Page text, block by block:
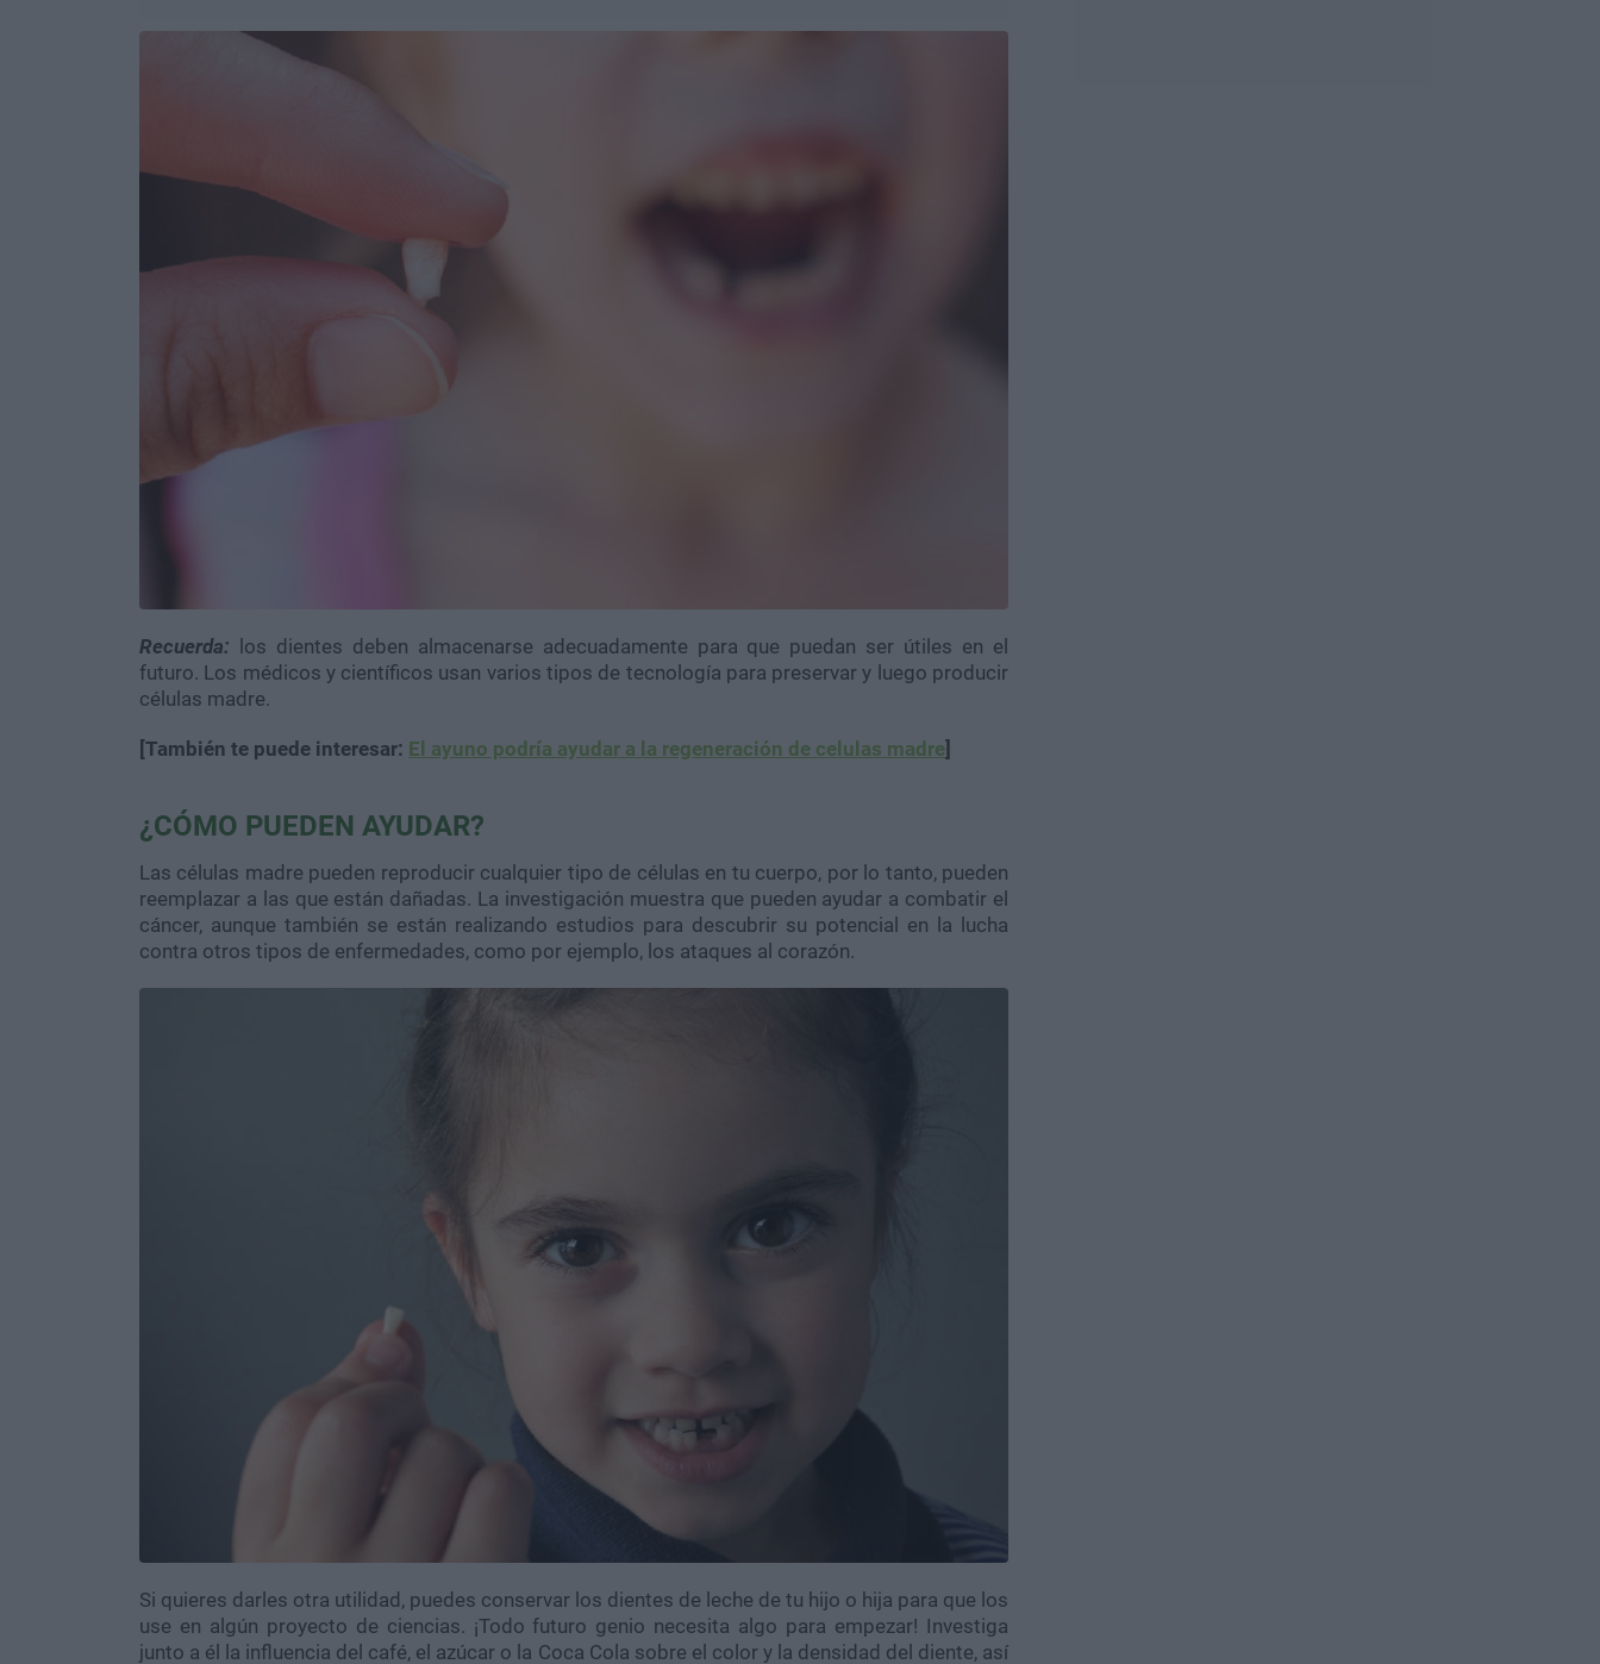
Recuerda: los dientes deben almacenarse adecuadamente para que puedan ser útiles en el
futuro. Los médicos y científicos usan varios tipos de tecnología para preservar y luego producir
células madre.
[También te puede interesar: El ayuno podría ayudar a la regeneración de celulas madre]
¿CÓMO PUEDEN AYUDAR?
Las células madre pueden reproducir cualquier tipo de células en tu cuerpo, por lo tanto, pueden
reemplazar a las que están dañadas. La investigación muestra que pueden ayudar a combatir el
cáncer, aunque también se están realizando estudios para descubrir su potencial en la lucha
contra otros tipos de enfermedades, como por ejemplo, los ataques al corazón.
Si quieres darles otra utilidad, puedes conservar los dientes de leche de tu hijo o hija para que los
use en algún proyecto de ciencias. ¡Todo futuro genio necesita algo para empezar! Investiga
junto a él la influencia del café, el azúcar o la Coca Cola sobre el color y la densidad del diente, así